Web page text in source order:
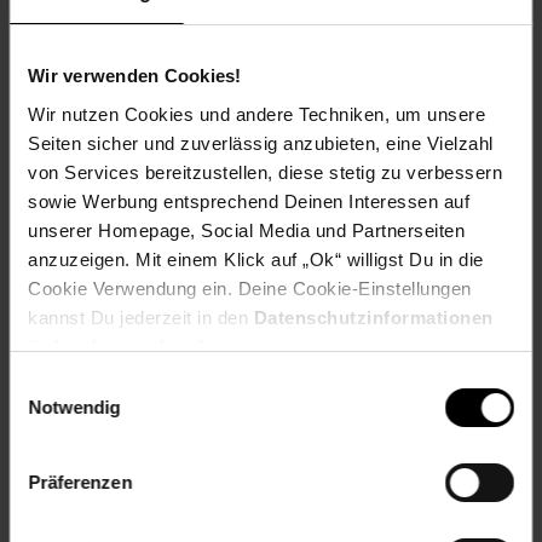
Wir verwenden Cookies!
Wir nutzen Cookies und andere Techniken, um unsere
Seiten sicher und zuverlässig anzubieten, eine Vielzahl
von Services bereitzustellen, diese stetig zu verbessern
sowie Werbung entsprechend Deinen Interessen auf
unserer Homepage, Social Media und Partnerseiten
anzuzeigen. Mit einem Klick auf „Ok“ willigst Du in die
Cookie Verwendung ein. Deine Cookie-Einstellungen
kannst Du jederzeit in den Datenschutzinformationen
ändern bzw. widerrufen.
Notwendig
Präferenzen
spielen, ohne Unterbrechungen.Vielseitige Konnektivität für
mit PS5, PC, Mac und mobilen Geräten. Verbinden Sie ihn
Gameplay auf verschiedenen Plattformen. Die
Bewegungssensoren ermöglichen eine intuitive Steuerung,
die speziell bei ausgewählten Spielen für noch mehr Spaß
sorgt.FazitDerSONY PlayStation 5 DualSense Wireless-
Controller in Techno Redist die perfekte Wahl für
anspruchsvolle Gamer, die Wert auf Qualität, Komfort und
innovative Funktionen legen. Tauchen Sie ein in eine Welt
voller spannender Abenteuer und genießen Sie ein
unvergleichliches Gaming-Erlebnis, das Ihre Erwartungen
übertrifft.LieferumfangPlayStation 5 DualSense Wireless-
Artikel gehört zur Kategorie: